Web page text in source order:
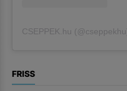
CSEPPEK.hu (@cseppekhu
FRISS